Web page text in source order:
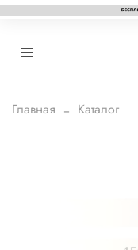
Главная Каталог